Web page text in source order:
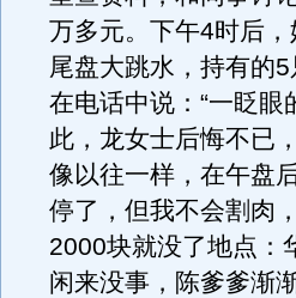
万多元。下午4时后
尾盘大跳水，持有的
在电话中说：“一眨眼
此，龙女士后悔不已
像以往一样，在午盘
停了，但我不会割肉
2000块就没了地点：
闲来没事，陈爹爹渐